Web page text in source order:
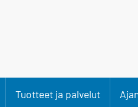
Tuotteet ja palvelut